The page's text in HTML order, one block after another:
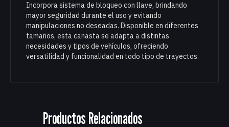
Incorpora sistema de bloqueo con llave, brindando
mayor seguridad durante el uso y evitando
manipulaciones no deseadas. Disponible en diferentes
tamaños, esta canasta se adapta a distintas
necesidades y tipos de vehículos, ofreciendo
versatilidad y funcionalidad en todo tipo de trayectos.
Productos Relacionados